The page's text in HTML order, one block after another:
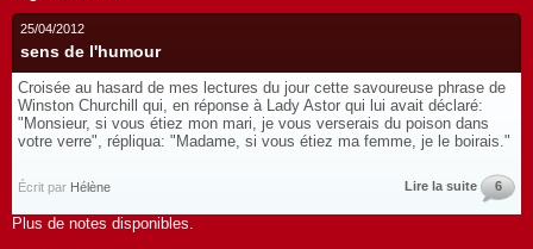
25/04/2012
sens de l'humour
Croisée au hasard de mes lectures du jour cette savoureuse phrase de
Winston Churchill qui, en réponse à Lady Astor qui lui avait déclaré:
"Monsieur, si vous étiez mon mari, je vous verserais du poison dans
votre verre", répliqua: "Madame, si vous étiez ma femme, je le boirais."
Écrit par Hélène Lire la suite 6
Plus de notes disponibles.